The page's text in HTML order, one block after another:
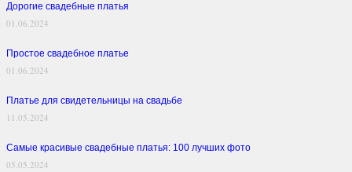
Дорогие свадебные платья
01.06.2024
Простое свадебное платье
01.06.2024
Платье для свидетельницы на свадьбе
11.05.2024
Самые красивые свадебные платья: 100 лучших фото
05.05.2024